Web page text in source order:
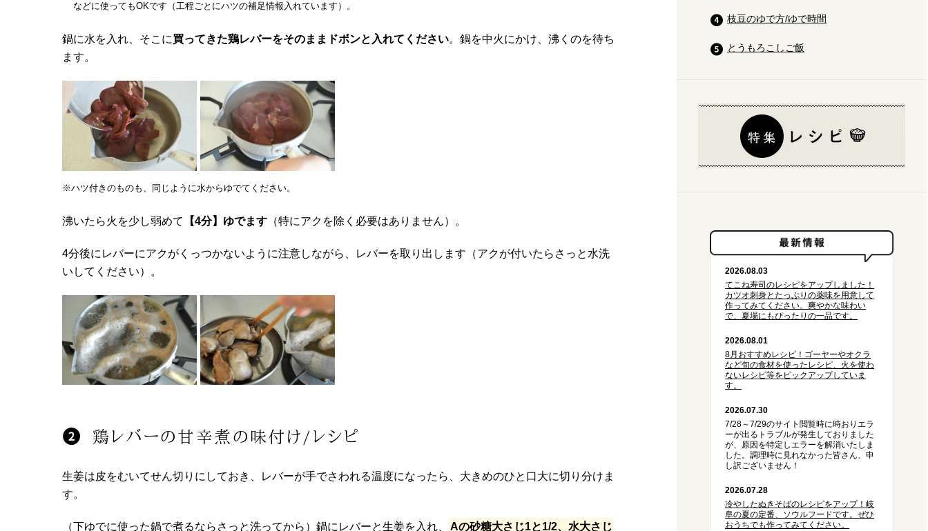
などに使ってもOKです（工程ごとにハツの補足情報入れています）。
鍋に水を入れ、そこに買ってきた鶏レバーをそのままドボンと入れてください。鍋を中火にかけ、沸くのを待ち
ます。
※ハツ付きのものも、同じように水からゆでてください。
沸いたら火を少し弱めて 【4分】ゆでます （特にアクを除く必要はありません）。
4分後にレバーにアクがくっつかないように注意しながら、レバーを取り出します（アクが付いたらさっと水洗
いしてください）。
鶏レバーの甘辛煮の味付け/レシピ
生姜は皮をむいてせん切りにしておき、レバーが手でさわれる温度になったら、大きめのひと口大に切り分けま
す。
（下ゆでに使った鍋で煮るならさっと洗ってから）鍋にレバーと生姜を入れ、
Aの砂糖大さじ1と1/2、水大さじ
枝豆のゆで方/ゆで時間
とうもろこしご飯
2026.08.03
てこね寿司のレシピをアップしました！
カツオ刺身とたっぷりの薬味を用意して
作ってみてください。爽やかな味わい
で、夏場にもぴったりの一品です。
2026.08.01
8月おすすめレシピ！ゴーヤーやオクラ
など旬の食材を使ったレシピ、火を使わ
ないレシピ等をピックアップしていま
す。
2026.07.30
7/28～7/29のサイト閲覧時に時おりエラ
ーが出るトラブルが発生しておりました
が、原因を特定しエラーを解消いたしま
した。調理時に見れなかった皆さん、申
し訳ございません！
2026.07.28
冷やしたぬきそばのレシピをアップ！岐
阜の夏の定番、ソウルフードです。ぜひ
おうちでも作ってみてください。